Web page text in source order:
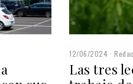
12/06/2024
Las tres